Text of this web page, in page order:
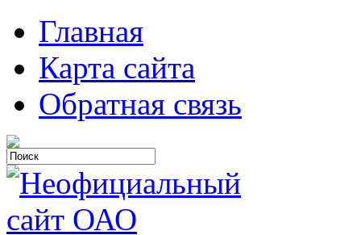
Главная
Карта сайта
Обратная связь